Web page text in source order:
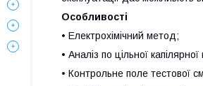
Особливості
• Електрохімічний метод;
• Аналіз по цільної капілярної
• Контрольне поле тестової